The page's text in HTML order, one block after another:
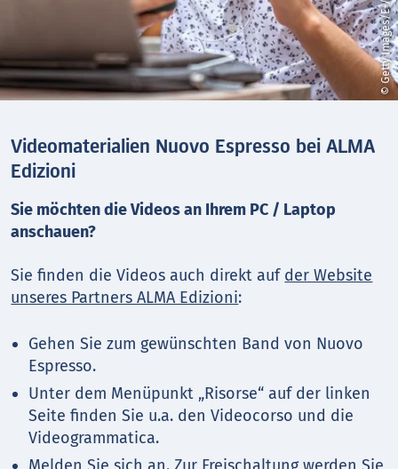
© Getty Images/E+/ti-ja
Videomaterialien Nuovo Espresso bei ALMA
Edizioni
Sie möchten die Videos an Ihrem PC / Laptop
anschauen?
Sie finden die Videos auch direkt auf der Website
unseres Partners ALMA Edizioni:
Gehen Sie zum gewünschten Band von Nuovo
Espresso.
Unter dem Menüpunkt „Risorse“ auf der linken
Seite finden Sie u.a. den Videocorso und die
Videogrammatica.